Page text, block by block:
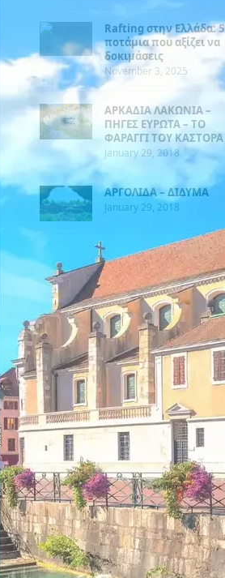
Rafting στην Ελλάδα: 5
ποτάμια που αξίζει να
δοκιμάσεις
November 3, 2025
ΑΡΚΑΔΙΑ ΛΑΚΩΝΙΑ –
ΠΗΓΕΣ ΕΥΡΩΤΑ – ΤΟ
ΦΑΡΑΓΓΙ ΤΟΥ ΚΑΣΤΟΡΑ
January 29, 2018
ΑΡΓΟΛΙΔΑ – ΔΙΔΥΜΑ
January 29, 2018